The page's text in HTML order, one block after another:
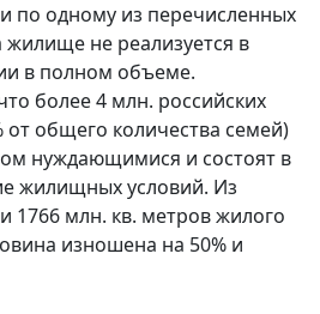
по одному из перечисленных
не реализуется в
в полном объеме.
более 4 млн. российских
от общего количества семей)
нуждающимися и состоят в
жилищных условий. Из
1766 млн. кв. метров жилого
изношена на 50% и